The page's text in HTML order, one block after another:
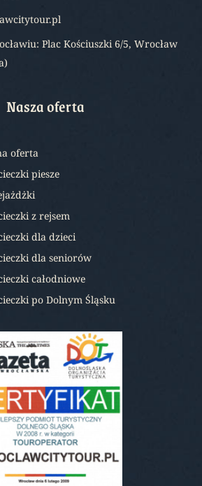
Plac Kościuszki 6/5, Wrocław
Nasza oferta
oferta
piesze
z rejsem
dla dzieci
dla seniorów
całodniowe
po Dolnym Śląsku